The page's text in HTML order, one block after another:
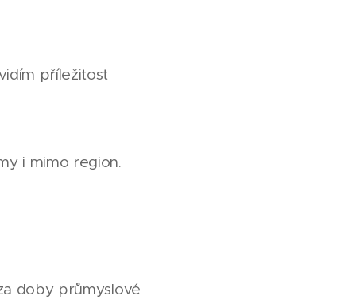
příležitost
i mimo region.
doby průmyslové